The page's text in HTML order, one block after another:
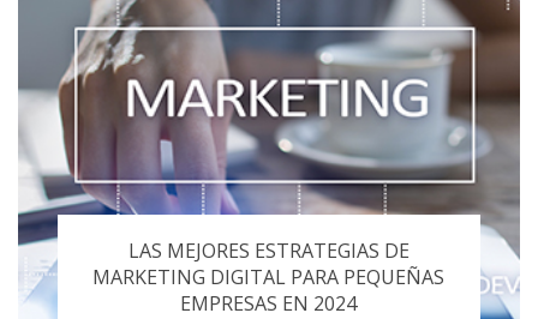
LAS MEJORES ESTRATEGIAS DE
MARKETING DIGITAL PARA PEQUEÑAS
EMPRESAS EN 2024